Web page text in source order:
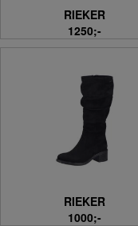
RIEKER
1250;-
RIEKER
1000;-